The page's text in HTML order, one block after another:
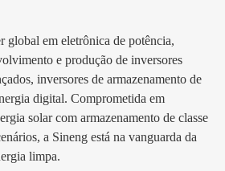
global em eletrônica de potência,
e produção de inversores
inversores de armazenamento de
digital. Comprometida em
solar com armazenamento de classe
a Sineng está na vanguarda da
limpa.